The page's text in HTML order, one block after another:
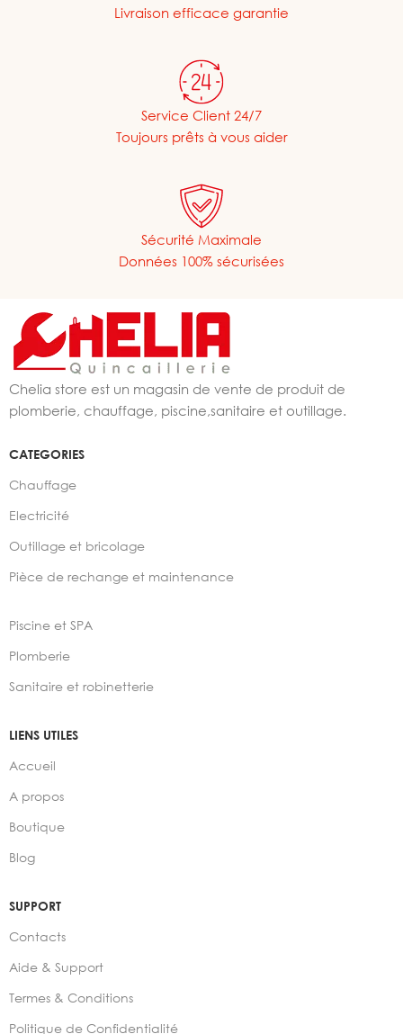
Livraison efficace garantie
Service Client 24/7
Toujours prêts à vous aider
Sécurité Maximale
Données 100% sécurisées
Chelia store est un magasin de vente de produit de
plomberie, chauffage, piscine,sanitaire et outillage.
CATEGORIES
Chauffage
Electricité
Outillage et bricolage
Pièce de rechange et maintenance
Piscine et SPA
Plomberie
Sanitaire et robinetterie
LIENS UTILES
Accueil
A propos
Boutique
Blog
SUPPORT
Contacts
Aide & Support
Termes & Conditions
Politique de Confidentialité